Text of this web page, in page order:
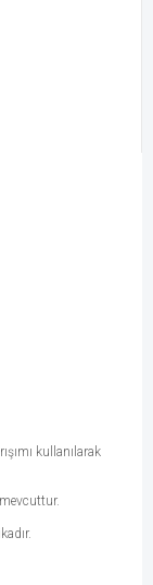
kullanılarak